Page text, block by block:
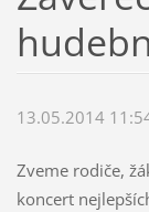
13.05.2014
Zveme rodiče,
koncert